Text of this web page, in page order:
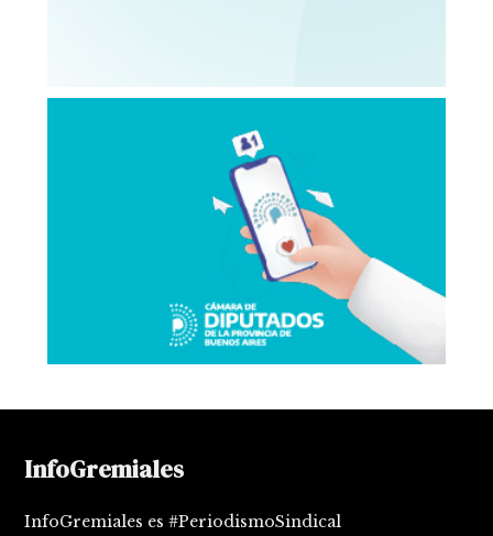
InfoGremiales
InfoGremiales es #PeriodismoSindical